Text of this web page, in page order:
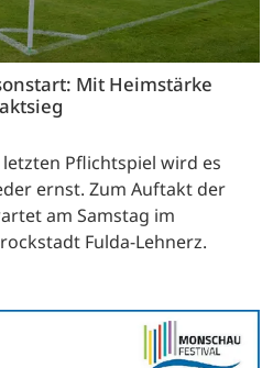
Mit Heimstärke
letzten Pflichtspiel wird es
ernst. Zum Auftakt der
am Samstag im
Fulda-Lehnerz.